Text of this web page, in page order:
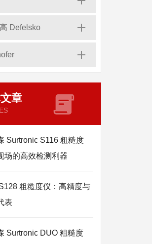
Defelsko
章
Surtronic S116 粗糙度
场的高效检测利器
粗糙度仪：高精度与
表
Surtronic DUO 粗糙度